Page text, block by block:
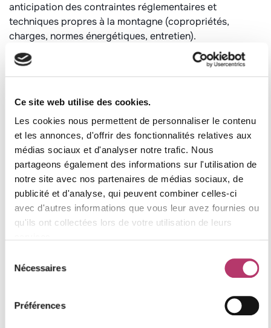
Ce site web utilise des cookies.
Les cookies nous permettent de personnaliser le contenu
et les annonces, d'offrir des fonctionnalités relatives aux
médias sociaux et d'analyser notre trafic. Nous
partageons également des informations sur l'utilisation de
notre site avec nos partenaires de médias sociaux, de
publicité et d'analyse, qui peuvent combiner celles-ci
avec d'autres informations que vous leur avez fournies ou
qu'ils ont collectées lors de votre utilisation de leurs
Nécessaires
Préférences
anticipation des contraintes réglementaires et
techniques propres à la montagne (copropriétés,
charges, normes énergétiques, entretien).